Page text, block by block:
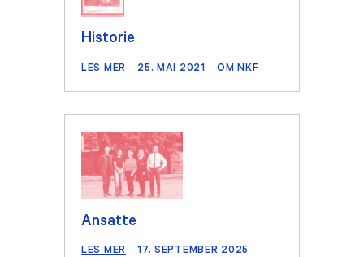
Historie
LES MER 25. MAI 2021 OM NKF
Ansatte
LES MER
17. SEPTEMBER 2025